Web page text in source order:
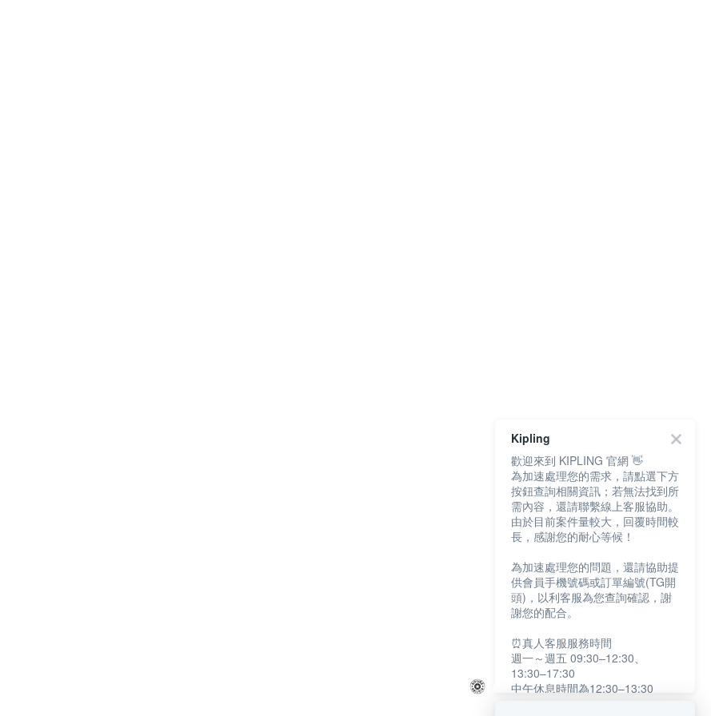
Kipling
歡迎來到 KIPLING 官網 👋
為加速處理您的需求，請點選下方
按鈕查詢相關資訊；若無法找到所
需內容，還請聯繫線上客服協助。
由於目前案件量較大，回覆時間較
長，感謝您的耐心等候！
為加速處理您的問題，還請協助提
供會員手機號碼或訂單編號(TG開
頭)，以利客服為您查詢確認，謝
謝您的配合。
⏰真人客服服務時間
週一～週五 09:30–12:30、
13:30–17:30
中午休息時間為12:30–13:30